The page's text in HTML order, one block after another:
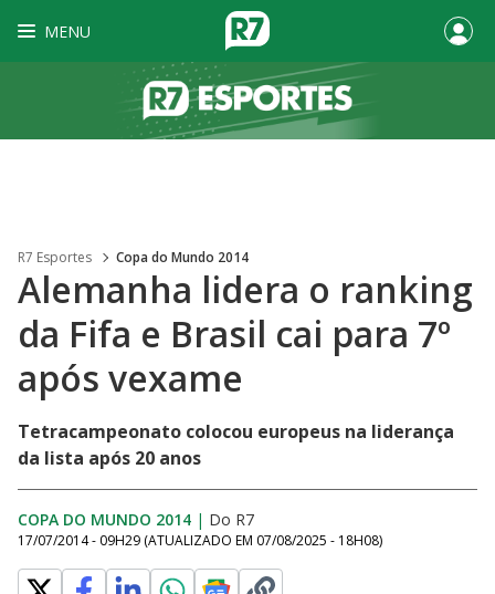
MENU
R7 Esportes Copa do Mundo 2014
Alemanha lidera o ranking
da Fifa e Brasil cai para 7º
após vexame
Tetracampeonato colocou europeus na liderança
da lista após 20 anos
COPA DO MUNDO 2014 | Do R7
17/07/2014 - 09H29 (ATUALIZADO EM 07/08/2025 - 18H08)